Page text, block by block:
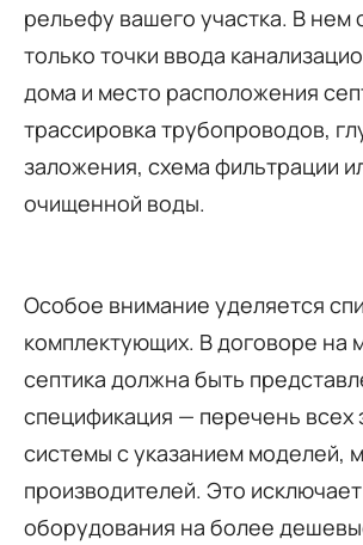
рельефу вашего участка. В нем
только точки ввода
дома и место расположения
трассировка трубопроводов,
заложения, схема фильтрации
очищенной воды.
Особое внимание уделяется
комплектующих. В договоре на
септика должна быть
спецификация — перечень всех
системы с указанием моделей,
производителей. Это
оборудования на более